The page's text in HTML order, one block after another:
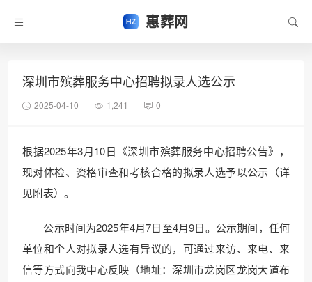
惠葬网
深圳市殡葬服务中心招聘拟录人选公示
2025-04-10 1,241 0
根据2025年3月10日《深圳市殡葬服务中心招聘公告》，
现对体检、资格审查和考核合格的拟录人选予以公示（详
见附表）。
公示时间为2025年4月7日至4月9日。公示期间，任何
单位和个人对拟录人选有异议的，可通过来访、来电、来
信等方式向我中心反映（地址：深圳市龙岗区龙岗大道布